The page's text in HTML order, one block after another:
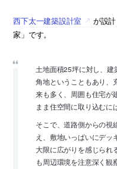
西下太一建築設計室
が設
家」です。
土地面積25坪に対し、建
角地ということもあり、
来も多く、周囲も住宅が
まま住空間に取り込むに
そこで、道路側からの視
え、敷地いっぱいにデッ
大限に広がりを感じられ
も周辺環境を注意深く観